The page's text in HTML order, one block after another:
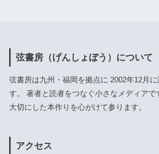
弦書房（げんしょぼう）について
弦書房は九州・福岡を拠点に 2002年12月
す。 著者と読者をつなぐ小さなメディアで
大切にした本作りを心がけて参ります。
アクセス